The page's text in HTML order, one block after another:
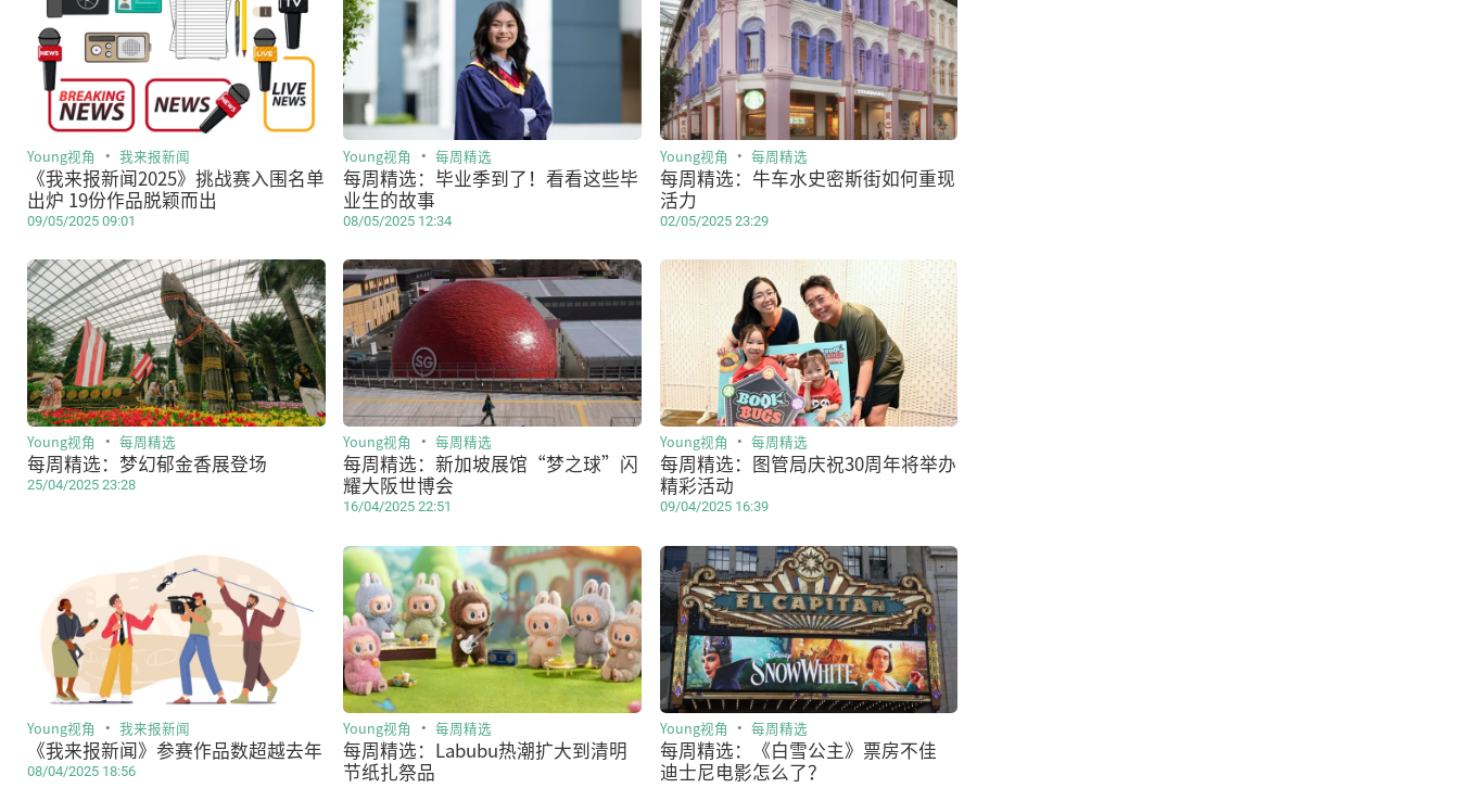
《我来报新闻2025》挑战赛入围名单
出炉 19份作品脱颖而出
Young视角 我来报新闻
09/05/2025 09:01
每周精选：毕业季到了！看看这些毕
业生的故事
Young视角 每周精选
08/05/2025 12:34
每周精选：牛车水史密斯街如何重现
活力
Young视角 每周精选
02/05/2025 23:29
每周精选：梦幻郁金香展登场
Young视角 每周精选
25/04/2025 23:28
每周精选：新加坡展馆“梦之球”闪
耀大阪世博会
Young视角 每周精选
16/04/2025 22:51
每周精选：图管局庆祝30周年将举办
精彩活动
Young视角 每周精选
09/04/2025 16:39
《我来报新闻》参赛作品数超越去年
Young视角 我来报新闻
08/04/2025 18:56
每周精选：Labubu热潮扩大到清明
节纸扎祭品
Young视角 每周精选
每周精选：《白雪公主》票房不佳
迪士尼电影怎么了？
Young视角 每周精选